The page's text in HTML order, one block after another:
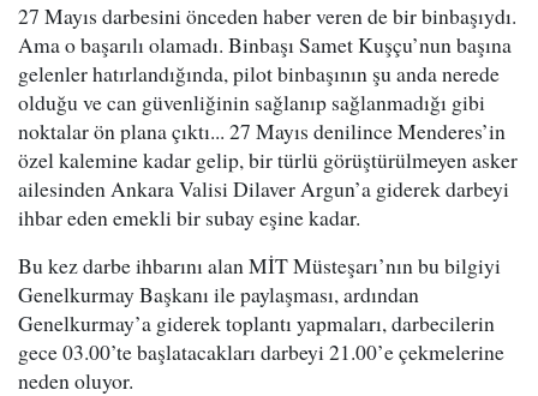
27 Mayıs darbesini önceden haber veren de bir binbaşıydı.
Ama o başarılı olamadı. Binbaşı Samet Kuşçu’nun başına
gelenler hatırlandığında, pilot binbaşının şu anda nerede
olduğu ve can güvenliğinin sağlanıp sağlanmadığı gibi
noktalar ön plana çıktı... 27 Mayıs denilince Menderes’in
özel kalemine kadar gelip, bir türlü görüştürülmeyen asker
ailesinden Ankara Valisi Dilaver Argun’a giderek darbeyi
ihbar eden emekli bir subay eşine kadar.
Bu kez darbe ihbarını alan MİT Müsteşarı’nın bu bilgiyi
Genelkurmay Başkanı ile paylaşması, ardından
Genelkurmay’a giderek toplantı yapmaları, darbecilerin
gece 03.00’te başlatacakları darbeyi 21.00’e çekmelerine
neden oluyor.